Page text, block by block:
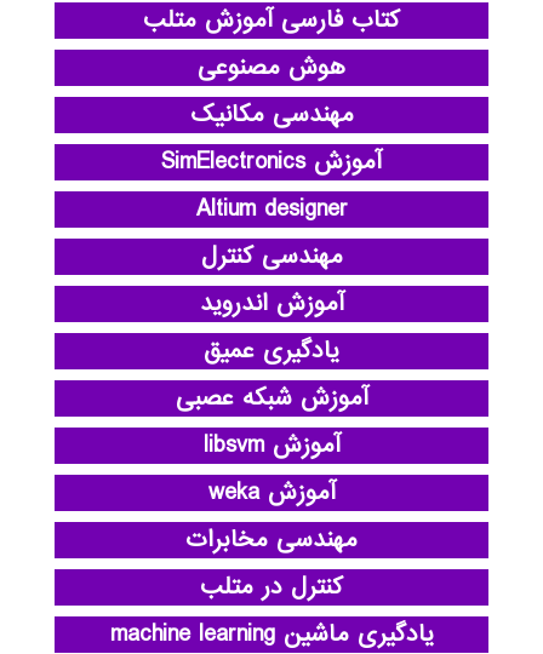
کتاب فارسی آموزش متلب
هوش مصنوعی
مهندسی مکانیک
آموزش SimElectronics
Altium designer
مهندسی کنترل
آموزش اندروید
یادگیری عمیق
آموزش شبکه عصبی
آموزش libsvm
آموزش weka
مهندسی مخابرات
کنترل در متلب
یادگیری ماشین machine learning